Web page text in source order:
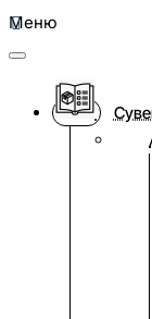
Меню